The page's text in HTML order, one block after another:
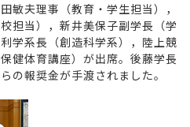
敏夫理事（教育・学生担当），
担当），新井美保子副学長（学
学系長（創造科学系），陸上競
健体育講座）が出席。後藤学長
の報奨金が手渡されました。